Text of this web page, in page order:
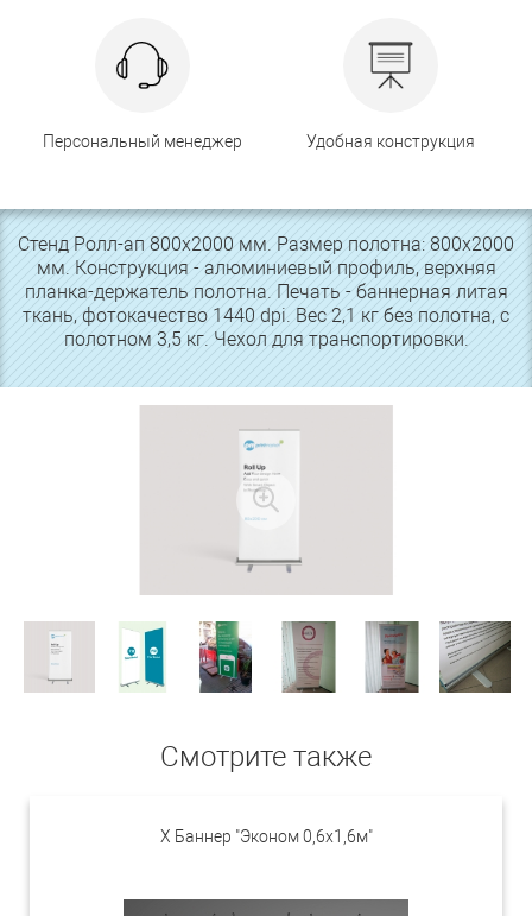
Персональный менеджер Удобная конструкция
Стенд Ролл-ап 800х2000 мм. Размер полотна: 800х2000
мм. Конструкция - алюминиевый профиль, верхняя
планка-держатель полотна. Печать - баннерная литая
ткань, фотокачество 1440 dpi. Вес 2,1 кг без полотна, с
полотном 3,5 кг. Чехол для транспортировки.
Смотрите также
Х Баннер "Эконом 0,6х1,6м"